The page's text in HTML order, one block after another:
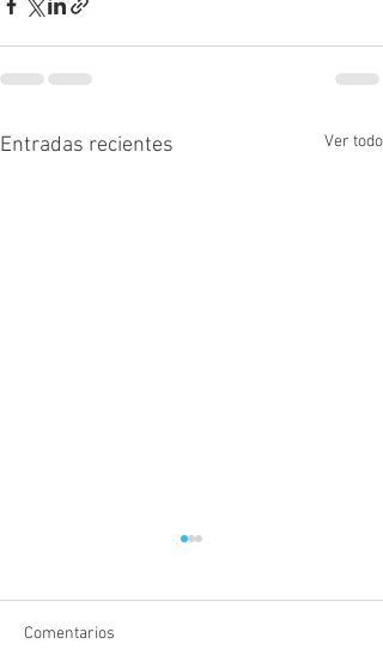
Entradas recientes Ver todo
Comentarios